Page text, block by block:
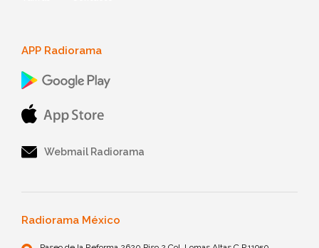
APP Radiorama
Webmail Radiorama
Radiorama México